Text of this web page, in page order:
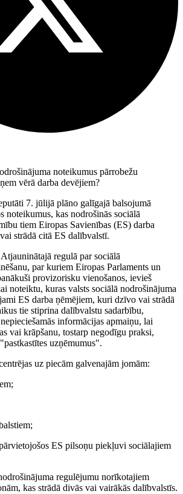
7. jūlijā plāno galīgajā balsojumā
noteikumus, kas nodrošinās sociālā
tiem Eiropas Savienības (ES) darba
strādā citā ES dalībvalstī.
regulā par sociālā
par kuriem Eiropas Parlaments un
provizorisku vienošanos, ievieš
noteiktu, kuras valsts sociālā nodrošinājuma
ES darba ņēmējiem, kuri dzīvo vai strādā
tie stiprina dalībvalstu sadarbību,
informācijas apmaiņu, lai
vai krāpšanu, tostarp negodīgu praksi,
uzņēmumus".
uz piecām galvenajām jomām:
ES pilsoņu piekļuvi sociālajiem
regulējumu norīkotajiem
kas strādā divās vai vairākās dalībvalstīs.